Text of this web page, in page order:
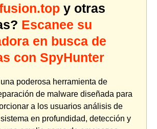
y otras
Escanee su
en busca de
con SpyHunter
poderosa herramienta de
de malware diseñada para
a los usuarios análisis de
en profundidad, detección y